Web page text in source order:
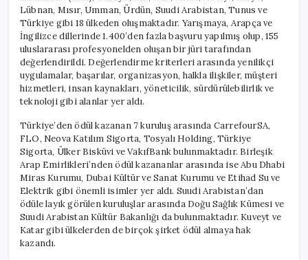
Lübnan, Mısır, Umman, Ürdün, Suudi Arabistan, Tunus ve
Türkiye gibi 18 ülkeden oluşmaktadır. Yarışmaya, Arapça ve
İngilizce dillerinde 1.400’den fazla başvuru yapılmış olup, 155
uluslararası profesyonelden oluşan bir jüri tarafından
değerlendirildi. Değerlendirme kriterleri arasında yenilikçi
uygulamalar, başarılar, organizasyon, halkla ilişkiler, müşteri
hizmetleri, insan kaynakları, yöneticilik, sürdürülebilirlik ve
teknoloji gibi alanlar yer aldı.
Türkiye’den ödül kazanan 7 kuruluş arasında CarrefourSA,
FLO, Neova Katılım Sigorta, Tosyalı Holding, Türkiye
Sigorta, Ülker Bisküvi ve VakıfBank bulunmaktadır. Birleşik
Arap Emirlikleri’nden ödül kazananlar arasında ise Abu Dhabi
Miras Kurumu, Dubai Kültür ve Sanat Kurumu ve Etihad Su ve
Elektrik gibi önemli isimler yer aldı. Suudi Arabistan’dan
ödüle layık görülen kuruluşlar arasında Doğu Sağlık Kümesi ve
Suudi Arabistan Kültür Bakanlığı da bulunmaktadır. Kuveyt ve
Katar gibi ülkelerden de birçok şirket ödül almaya hak
kazandı.